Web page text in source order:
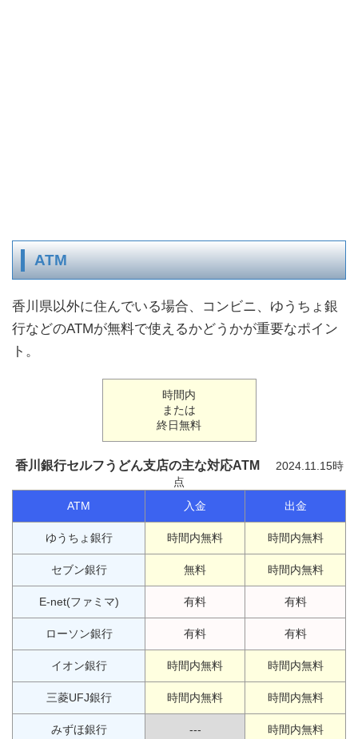
ATM
香川県以外に住んでいる場合、コンビニ、ゆうちょ銀
行などのATMが無料で使えるかどうかが重要なポイン
ト。
時間内
または
終日無料
香川銀行セルフうどん支店の主な対応ATM
2024.11.15時
点
ATM
入金 出金
ゆうちょ銀行 時間内無料 時間内無料
セブン銀行 無料 時間内無料
E-net(ファミマ) 有料 有料
ローソン銀行 有料 有料
イオン銀行 時間内無料 時間内無料
三菱UFJ銀行 時間内無料 時間内無料
みずほ銀行 --- 時間内無料